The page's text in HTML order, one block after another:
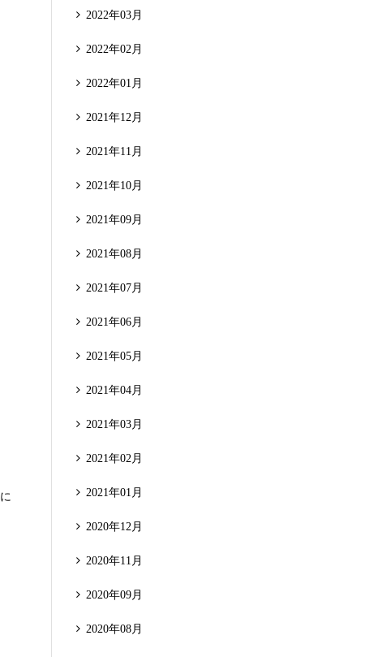
2022年03月
2022年02月
2022年01月
2021年12月
2021年11月
2021年10月
2021年09月
2021年08月
2021年07月
2021年06月
2021年05月
2021年04月
2021年03月
2021年02月
2021年01月
2020年12月
2020年11月
2020年09月
2020年08月